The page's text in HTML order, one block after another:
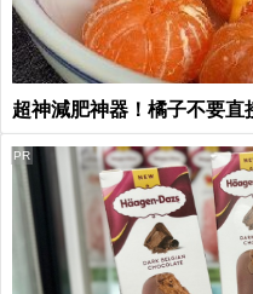
超神減肥神器！橘子不要
PR